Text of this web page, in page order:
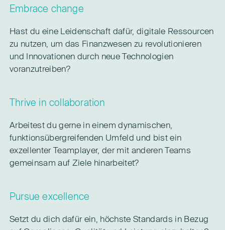
Embrace change
Hast du eine Leidenschaft dafür, digitale Ressourcen
zu nutzen, um das Finanzwesen zu revolutionieren
und Innovationen durch neue Technologien
voranzutreiben?
Thrive in collaboration
Arbeitest du gerne in einem dynamischen,
funktionsübergreifenden Umfeld und bist ein
exzellenter Teamplayer, der mit anderen Teams
gemeinsam auf Ziele hinarbeitet?
Pursue excellence
Setzt du dich dafür ein, höchste Standards in Bezug